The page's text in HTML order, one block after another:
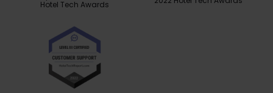
Hotel Tech Awards